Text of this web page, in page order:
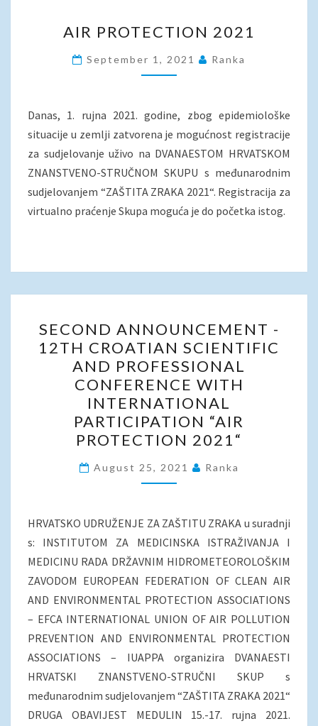
PROTECTION
2021
AIR PROTECTION 2021
September 1, 2021 Ranka
Danas, 1. rujna 2021. godine, zbog epidemiološke
situacije u zemlji zatvorena je mogućnost registracije
za sudjelovanje uživo na DVANAESTOM HRVATSKOM
ZNANSTVENO-STRUČNOM SKUPU s međunarodnim
sudjelovanjem “ZAŠTITA ZRAKA 2021“. Registracija za
virtualno praćenje Skupa moguća je do početka istog.
ANNOUNCEMENT
-
12TH
CROATIAN
SCIENTIFIC
AND
PROFESSIONAL
CONFERENCE
WITH
PARTICIPATION
“AIR
PROTECTION
2021“
SECOND ANNOUNCEMENT -
12TH CROATIAN SCIENTIFIC
AND PROFESSIONAL
CONFERENCE WITH
INTERNATIONAL
PARTICIPATION “AIR
PROTECTION 2021“
August 25, 2021 Ranka
HRVATSKO UDRUŽENJE ZA ZAŠTITU ZRAKA u suradnji
s: INSTITUTOM ZA MEDICINSKA ISTRAŽIVANJA I
MEDICINU RADA DRŽAVNIM HIDROMETEOROLOŠKIM
ZAVODOM EUROPEAN FEDERATION OF CLEAN AIR
AND ENVIRONMENTAL PROTECTION ASSOCIATIONS
– EFCA INTERNATIONAL UNION OF AIR POLLUTION
PREVENTION AND ENVIRONMENTAL PROTECTION
ASSOCIATIONS – IUAPPA organizira DVANAESTI
HRVATSKI ZNANSTVENO-STRUČNI SKUP s
međunarodnim sudjelovanjem “ZAŠTITA ZRAKA 2021“
DRUGA OBAVIJEST MEDULIN 15.-17. rujna 2021.